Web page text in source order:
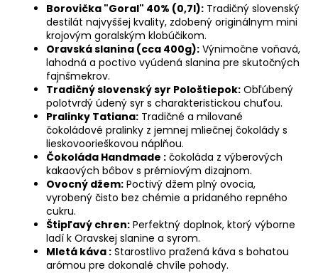
Borovička "Goral" 40% (0,7l): Tradičný slovenský
destilát najvyššej kvality, zdobený originálnym mini
krojovým goralským klobúčikom.
Oravská slanina (cca 400g): Výnimočne voňavá,
lahodná a poctivo vyúdená slanina pre skutočných
fajnšmekrov.
Tradičný slovenský syr Pološtiepok: Obľúbený
polotvrdý údený syr s charakteristickou chuťou.
Pralinky Tatiana: Tradičné a milované
čokoládové pralinky z jemnej mliečnej čokolády s
lieskovoorieškovou náplňou.
Čokoláda Handmade : čokoláda z výberových
kakaových bôbov s prémiovým dizajnom.
Ovocný džem: Poctivý džem plný ovocia,
vyrobený čisto bez chémie a pridaného repného
cukru.
Štipľavý chren: Perfektný doplnok, ktorý výborne
ladí k Oravskej slanine a syrom.
Mletá káva : Starostlivo pražená káva s bohatou
arómou pre dokonalé chvíle pohody.